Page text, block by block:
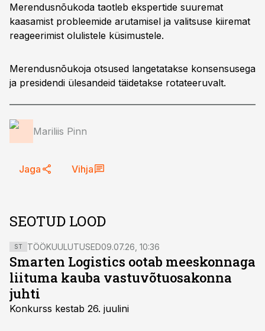
Merendusnõukoda taotleb ekspertide suuremat
kaasamist probleemide arutamisel ja valitsuse kiiremat
reageerimist olulistele küsimustele.
Merendusnõukoja otsused langetatakse konsensusega
ja presidendi ülesandeid täidetakse rotateeruvalt.
Mariliis Pinn
Jaga Vihja
SEOTUD LOOD
ST TÖÖKUULUTUSED09.07.26, 10:36
Smarten Logistics ootab meeskonnaga
liituma kauba vastuvõtuosakonna
juhti
Konkurss kestab 26. juulini